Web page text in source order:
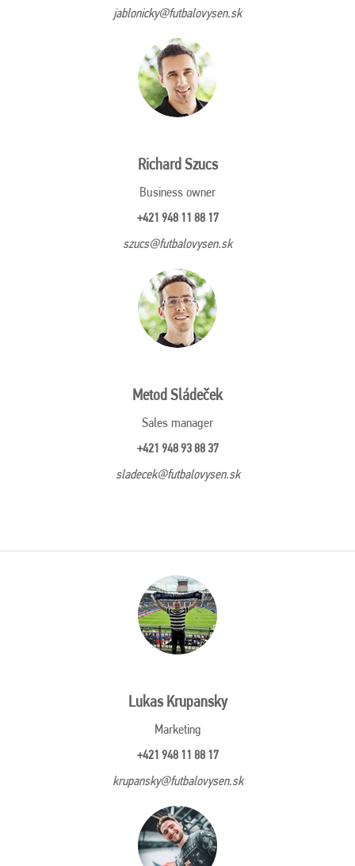
jablonicky@futbalovysen.sk
Richard Szucs
Business owner
+421 948 11 88 17
szucs@futbalovysen.sk
Metod Sládeček
Sales manager
+421 948 93 88 37
sladecek@futbalovysen.sk
Lukas Krupansky
Marketing
+421 948 11 88 17
krupansky@futbalovysen.sk